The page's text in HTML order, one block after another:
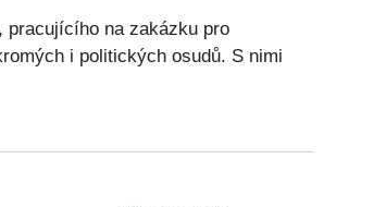
pracujícího na zakázku pro
i politických osudů. S nimi